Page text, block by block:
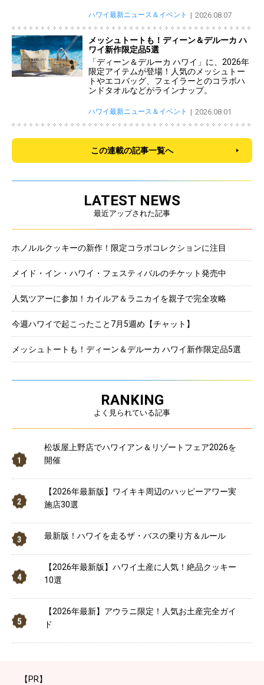
ハワイ最新ニュース＆イベント 2026.08.07
メッシュトートも！ディーン＆デルーカ ハ
ワイ新作限定品5選
「ディーン＆デルーカ ハワイ」に、2026年
限定アイテムが登場！人気のメッシュトー
トやエコバッグ、フェイラーとのコラボハ
ンドタオルなどがラインナップ。
ハワイ最新ニュース＆イベント 2026.08.01
この連載の記事一覧へ
LATEST NEWS
最近アップされた記事
ホノルルクッキーの新作！限定コラボコレクションに注目
メイド・イン・ハワイ・フェスティバルのチケット発売中
人気ツアーに参加！カイルア＆ラニカイを親子で完全攻略
今週ハワイで起こったこと7月5週め【チャット】
メッシュトートも！ディーン＆デルーカ ハワイ新作限定品5選
RANKING
よく見られている記事
松坂屋上野店でハワイアン＆リゾートフェア2026を
開催
【2026年最新版】ワイキキ周辺のハッピーアワー実
施店30選
最新版！ハワイを走るザ・バスの乗り方＆ルール
【2026年最新版】ハワイ土産に人気！絶品クッキー
10選
【2026年最新】アウラニ限定！人気お土産完全ガイ
ド
【PR】